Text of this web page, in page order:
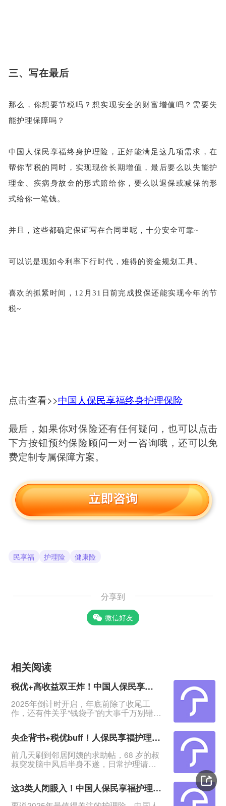
三、 写在最后
那么，你想要节税吗？想实现安全的财富增值吗？需要失
能护理保障吗？
中国人保民享福终身护理险，正好能满足这几项需求，在
帮你节税的同时，实现现价长期增值，最后要么以失能护
理金、疾病身故金的形式赔给你，要么以退保或减保的形
式给你一笔钱。
并且，这些都确定保证写在合同里呢，十分安全可靠~
可以说是现如今利率下行时代，难得的资金规划工具。
喜欢的抓紧时间， 12月31日前完成投保还能实现今年的节
税~
点击查看>>中国人保民享福终身护理保险
最后，如果你对保险还有任何疑问，也可以点击
下方按钮预约保险顾问一对一咨询哦，还可以免
费定制专属保障方案。
民享福 护理险 健康险
分享到
微信好友
相关阅读
税优+高收益双王炸！中国人保民享福终身护理险，十年收益186%还能省税10800元？
2025年倒计时开启，年底前除了收尾工
作，还有件关乎“钱袋子”的大事千万别错过
保险公司、“共和国长子”，响应国家号召重
磅推出互联网专属新品——民享福终身护
理险。既能抵扣个人所得税，十年最高收
益达186%，还能覆盖重疾、意外伤残、身
故三重保障，搭配终身增值服务，堪称“节
带大家全面测评，
央企背书+税优buff！人保民享福护理险测评：70岁能投，健康告知仅2条，闭眼冲不亏？
前几天刷到邻居阿姨的求助帖，68 岁的叔
叔突发脑中风后半身不遂，日常护理请护
论区里不少人感慨：“老了最怕失能，自己
遭罪还拖垮家人”“想给父母买保障，要么年
龄超了，要么健康告知过不了”。其实这类
这3类人闭眼入！中国人保民享福护理险，节税+增值+失能保障全拿捏